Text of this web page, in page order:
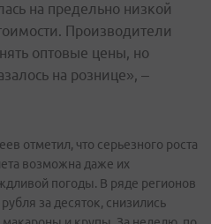
на предельно низкой
Производители
оптовые цены, но
на рознице», –
отметил, что серьезного роста
возможна даже их
погоды. В ряде регионов
за десяток, снизились